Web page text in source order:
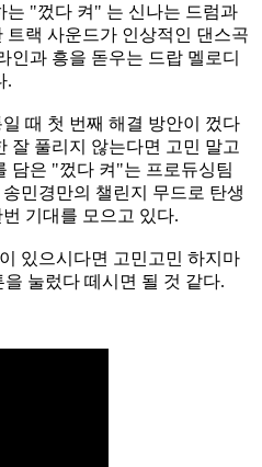
는 "껐다 켜" 는 신나는 드럼과
랙 사운드가 인상적인 댄스곡
인과 흥을 돋우는 드랍 멜로디
.
때 첫 번째 해결 방안이 껐다
잘 풀리지 않는다면 고민 말고
담은 "껐다 켜"는 프로듀싱팀
민경만의 챌린지 무드로 탄생
기대를 모으고 있다.
있으시다면 고민고민 하지마
눌렀다 떼시면 될 것 같다.